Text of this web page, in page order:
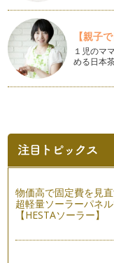
「日当たり」が住み
マイホームを持つ
誰もが思うもの。日
間取図を細かく見て
先日、新築マンショ
「住宅展示場って、
か？ たしかに、漠
子どもの成長に合わ
って、パパに話をし
完成済みマンション
新築マンションを購
【親子
１児のマ
める日本
物価高で固定費を見
超軽量ソーラーパネ
【HESTAソーラー】